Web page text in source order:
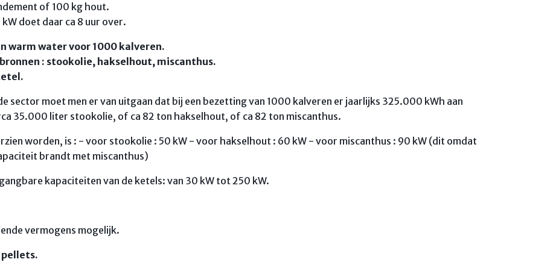
of 100 kg hout.
doet daar ca 8 uur over.
warm water voor 1000 kalveren.
: stookolie, hakselhout, miscanthus.
sector moet men er van uitgaan dat bij een bezetting van 1000 kalveren er jaarlijks 325.000 kWh aan
35.000 liter stookolie, of ca 82 ton hakselhout, of ca 82 ton miscanthus.
worden, is : - voor stookolie : 50 kW - voor hakselhout : 60 kW - voor miscanthus : 90 kW (dit omdat
brandt met miscanthus)
kapaciteiten van de ketels: van 30 kW tot 250 kW.
vermogens mogelijk.
pellets.